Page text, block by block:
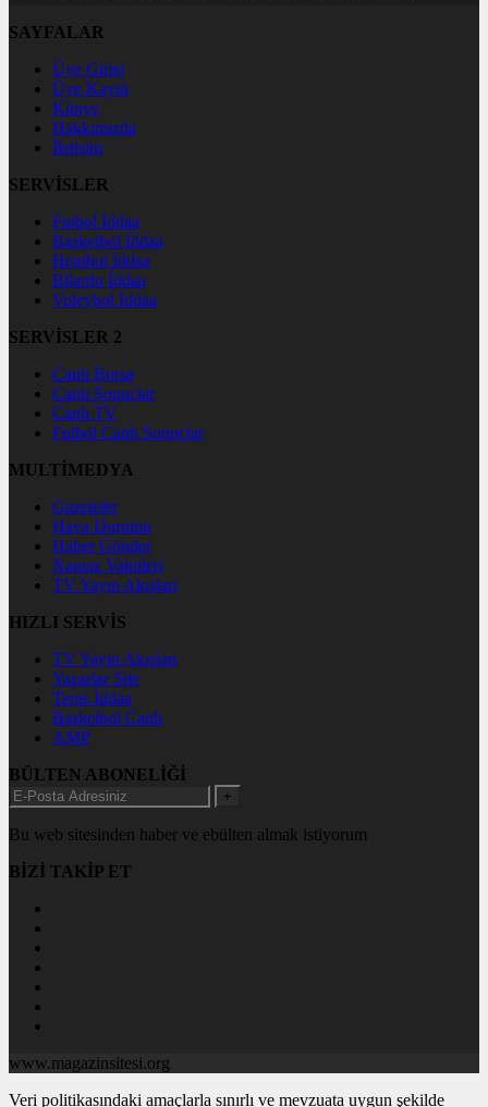
SAYFALAR
Üye Girişi
Üye Kaydı
Künye
Hakkımızda
İletişim
SERVİSLER
Futbol İddaa
Basketbol İddaa
Hentbol İddaa
Bilardo İddaa
Voleybol İddaa
SERVİSLER 2
Canlı Borsa
Canlı Sonuçlar
Canlı TV
Futbol Canlı Sonuçlar
MULTİMEDYA
Gazeteler
Hava Durumu
Haber Gönder
Namaz Vakitleri
TV Yayın Akışları
HIZLI SERVİS
TV Yayın Akışları
Yazarlar Site
Tenis İddaa
Basketbol Canlı
AMP
BÜLTEN ABONELİĞİ
+
Bu web sitesinden haber ve ebülten almak istiyorum
BİZİ TAKİP ET
www.magazinsitesi.org
Veri politikasındaki amaçlarla sınırlı ve mevzuata uygun şekilde